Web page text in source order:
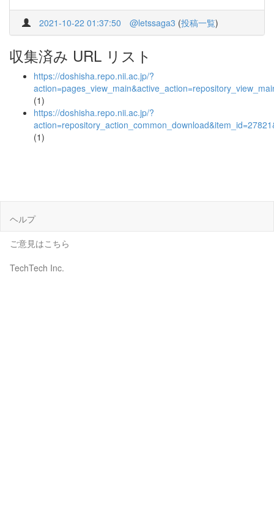
2021-10-22 01:37:50 @letssaga3 (投稿一覧)
収集済み URL リスト
https://doshisha.repo.nii.ac.jp/?
(1)
https://doshisha.repo.nii.ac.jp/?
(1)
ヘルプ
ご意見はこちら
TechTech Inc.